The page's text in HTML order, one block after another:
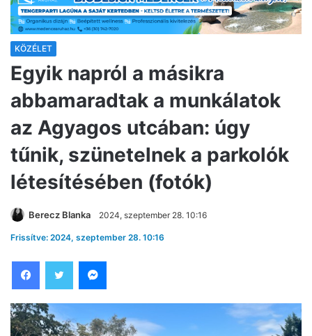
KÖZÉLET
Egyik napról a másikra
abbamaradtak a munkálatok
az Agyagos utcában: úgy
tűnik, szünetelnek a parkolók
létesítésében (fotók)
Berecz Blanka 2024, szeptember 28. 10:16
Frissítve: 2024, szeptember 28. 10:16